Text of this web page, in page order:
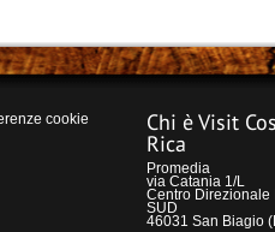
cookie Chi è Visit
Rica
Promedia
via Catania 1/L
Centro Direzionale
SUD
46031 San Biagio